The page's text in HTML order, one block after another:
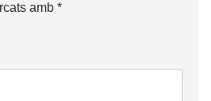
amb *